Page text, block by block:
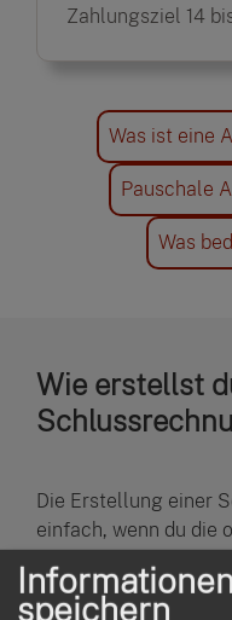
Zahlungsziel 14
Was ist eine
Pauschale
Was
Wie erstellst
Die Erstellung einer
einfach, wenn du die
vollständige und
speichern